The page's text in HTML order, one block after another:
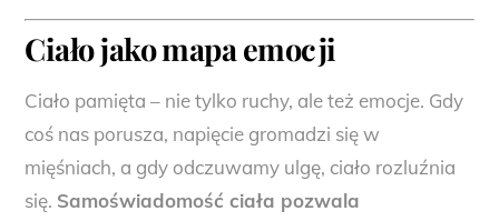
Ciało jako mapa emocji
Ciało pamięta – nie tylko ruchy, ale też emocje. Gdy
coś nas porusza, napięcie gromadzi się w
mięśniach, a gdy odczuwamy ulgę, ciało rozluźnia
się. Samoświadomość ciała pozwala